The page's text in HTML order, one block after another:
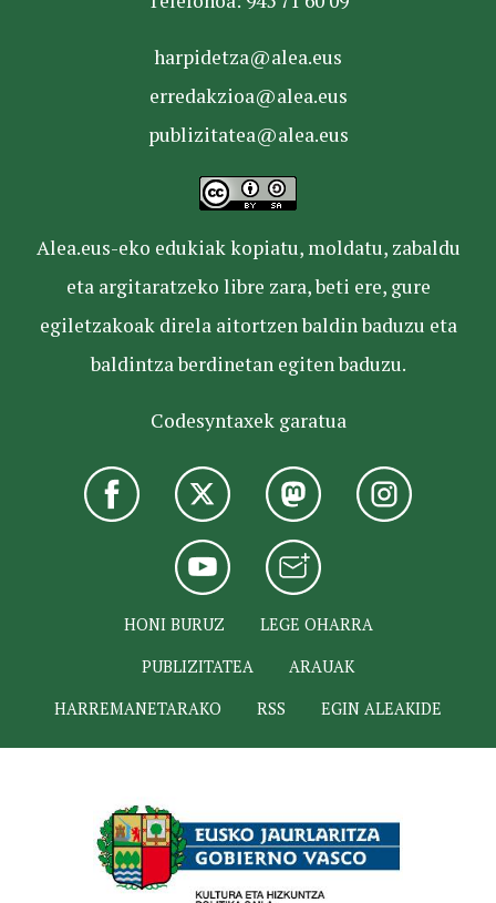
harpidetza@alea.eus
erredakzioa@alea.eus
publizitatea@alea.eus
Alea.eus-eko edukiak kopiatu, moldatu, zabaldu
eta argitaratzeko libre zara, beti ere, gure
egiletzakoak direla aitortzen baldin baduzu eta
baldintza berdinetan egiten baduzu.
Codesyntaxek garatua
HONI BURUZ
LEGE OHARRA
PUBLIZITATEA
ARAUAK
HARREMANETARAKO
RSS EGIN ALEAKIDE